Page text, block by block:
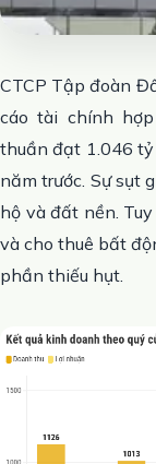
CTCP Tập đoàn
cáo tài chính
thuần đạt 1.046 tỷ
năm trước. Sự sụt
hộ và đất nền.
và cho thuê bất
phần thiếu hụt.